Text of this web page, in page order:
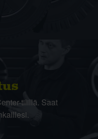
tilillä. Saat